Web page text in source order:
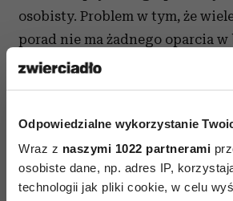
Odpowiedzialne wykorzystanie
Wraz z naszymi 1022 partnerami
osobiste dane, np. adres IP,
technologii jak pliki cookie, w celu
osobisty. Problem w tym, że
porad nie ma żadnego oparcia w
Osoby o wysokiej inteligencji
nic przeciwko upraszczaniu
atrakcyjna forma zastępuje
a pseudonaukowe twierdzenia
jako niepodważalne fakty.